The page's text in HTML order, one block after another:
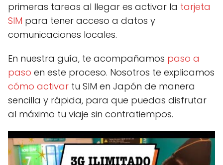
primeras tareas al llegar es activar la tarjeta
SIM para tener acceso a datos y
comunicaciones locales.
En nuestra guía, te acompañamos paso a
paso en este proceso. Nosotros te explicamos
cómo activar tu SIM en Japón de manera
sencilla y rápida, para que puedas disfrutar
al máximo tu viaje sin contratiempos.